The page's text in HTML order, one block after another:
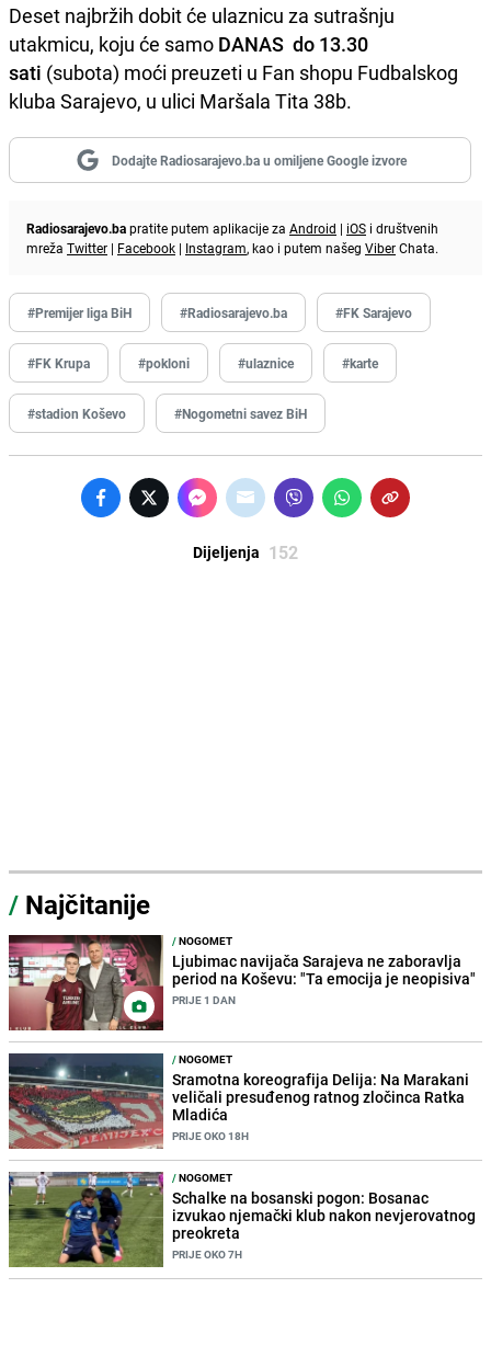
Deset najbržih dobit će ulaznicu za sutrašnju
utakmicu, koju će samo DANAS do 13.30
sati (subota) moći preuzeti u Fan shopu Fudbalskog
kluba Sarajevo, u ulici Maršala Tita 38b.
Dodajte Radiosarajevo.ba u omiljene Google izvore
Radiosarajevo.bapratite putem aplikacije za Android | iOS i društvenih
mreža Twitter | Facebook | Instagram, kao i putem našeg ViberChata.
#Premijer liga BiH #Radiosarajevo.ba #FK Sarajevo
#FK Krupa #pokloni #ulaznice #karte
#stadion Koševo #Nogometni savez BiH
Dijeljenja 152
/ Najčitanije
/NOGOMET
Ljubimac navijača Sarajeva ne zaboravlja
period na Koševu: "Ta emocija je neopisiva"
PRIJE 1 DAN
/NOGOMET
Sramotna koreografija Delija: Na Marakani
veličali presuđenog ratnog zločinca Ratka
Mladića
PRIJE OKO 18H
/NOGOMET
Schalke na bosanski pogon: Bosanac
izvukao njemački klub nakon nevjerovatnog
preokreta
PRIJE OKO 7H